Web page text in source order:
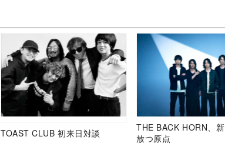
TOAST CLUB 初来日対談
THE BACK HORN、
放つ原点